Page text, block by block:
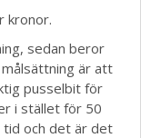
kronor.
sedan beror
är att
pusselbit för
i stället för 50
tid och det är det